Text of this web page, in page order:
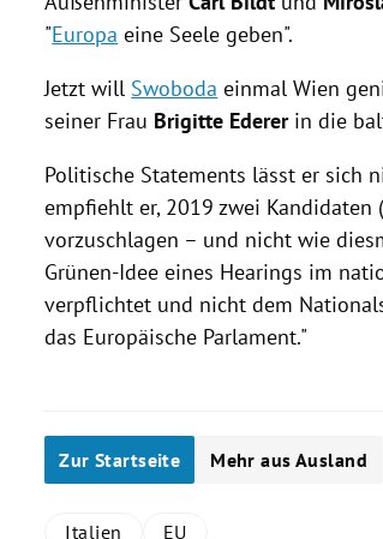
"Europa eine Seele geben".
Jetzt will Swoboda einmalWien
seiner Frau Brigitte Edererin die
Politische Statements lässt er sich
empfiehlt er, 2019 zwei Kandidaten
vorzuschlagen – und nicht wie
Grünen-Idee eines Hearings im
verpflichtet und nicht dem
das Europäische Parlament."
Zur Startseite Mehr aus Ausland
Italien EU